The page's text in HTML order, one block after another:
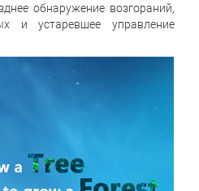
обнаружение возгораний,
и устаревшее управление